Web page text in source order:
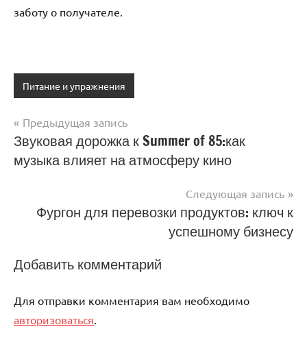
заботу о получателе.
Питание и упражнения
Навигация
по
Предыдущая запись
Звуковая дорожка к Summer of 85:как
музыка влияет на атмосферу кино
Следующая запись
Фургон для перевозки продуктов: ключ к
успешному бизнесу
Добавить комментарий
Для отправки комментария вам необходимо
авторизоваться.